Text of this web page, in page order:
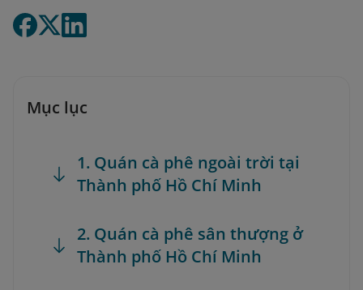
Mục lục
1. Quán cà phê ngoài trời tại
Thành phố Hồ Chí Minh
2. Quán cà phê sân thượng ở
Thành phố Hồ Chí Minh